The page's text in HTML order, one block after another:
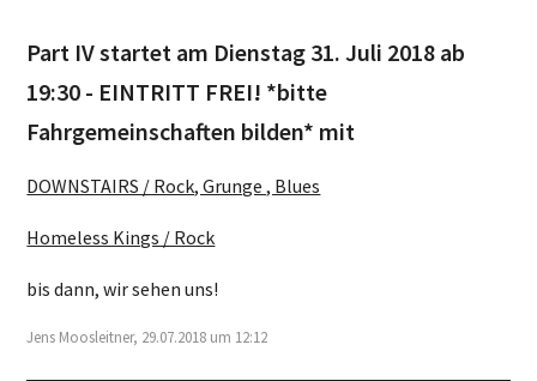
Part IV startet am Dienstag 31. Juli 2018 ab
19:30 - EINTRITT FREI! *bitte
Fahrgemeinschaften bilden* mit
DOWNSTAIRS / Rock, Grunge , Blues
Homeless Kings / Rock
bis dann, wir sehen uns!
Jens Moosleitner, 29.07.2018 um 12:12